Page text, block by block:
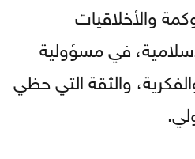
والأخلاقيات
في مسؤولية
والثقة التي حظي